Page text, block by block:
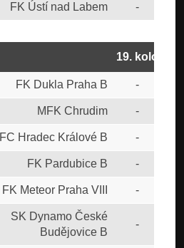
FK Ústí nad Labem -
19. kolo
FK Dukla Praha B -
MFK Chrudim -
FC Hradec Králové B -
FK Pardubice B -
FK Meteor Praha VIII -
SK Dynamo České
Budějovice B
-